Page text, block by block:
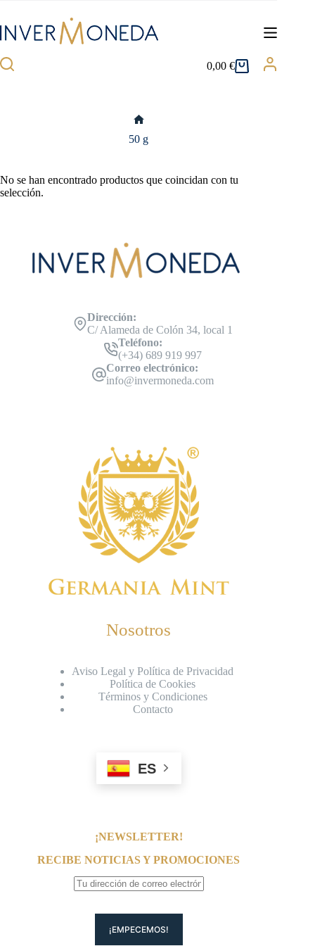
contenido
Carro
0,00€
50 g
No se han encontrado productos que coincidan con tu
selección.
Dirección:
C/ Alameda de Colón 34, local 1
Teléfono:
(+34) 689 919 997
Correo electrónico:
info@invermoneda.com
Nosotros
Aviso Legal y Política de Privacidad
Política de Cookies
Términos y Condiciones
Contacto
ES
¡NEWSLETTER!
RECIBE NOTICIAS Y PROMOCIONES